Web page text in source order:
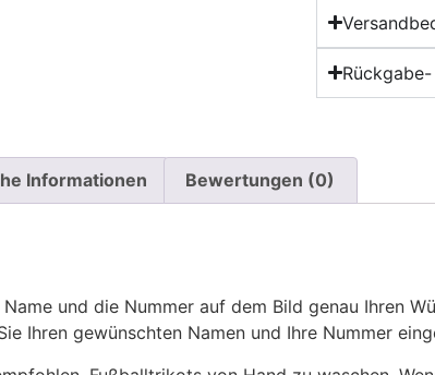
Informationen Bewertungen (0)
und die Nummer auf dem Bild genau Ihren
Ihren gewünschten Namen und Ihre Nummer